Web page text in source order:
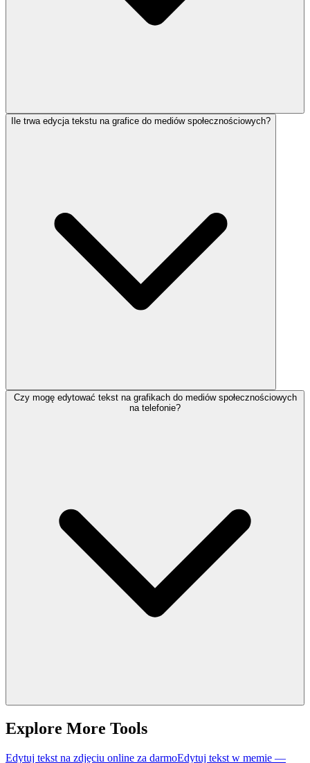
Ile trwa edycja tekstu na grafice do mediów społecznościowych?
Czy mogę edytować tekst na grafikach do mediów społecznościowych
na telefonie?
Explore More Tools
Edytuj tekst na zdjęciu online za darmoEdytuj tekst w memie —